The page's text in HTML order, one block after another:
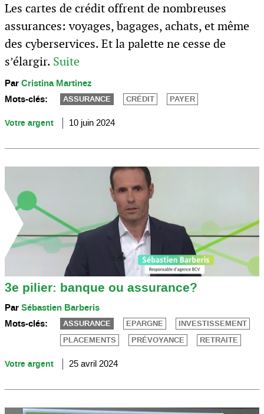
Les cartes de crédit offrent de nombreuses
assurances: voyages, bagages, achats, et même
des cyberservices. Et la palette ne cesse de
s’élargir. Suite
ParCristina Martinez
Mots-clés:
ASSURANCE CRÉDIT PAYER
Votre argent 10 juin 2024
3e pilier: banque ou assurance?
ParSébastien Barberis
Mots-clés:
ASSURANCE EPARGNE
INVESTISSEMENT
PLACEMENTS
PRÉVOYANCE RETRAITE
Votre argent 25 avril 2024